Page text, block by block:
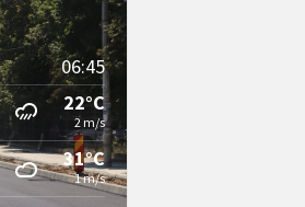
06:45
22°C
2 m/s
31°C
1 m/s